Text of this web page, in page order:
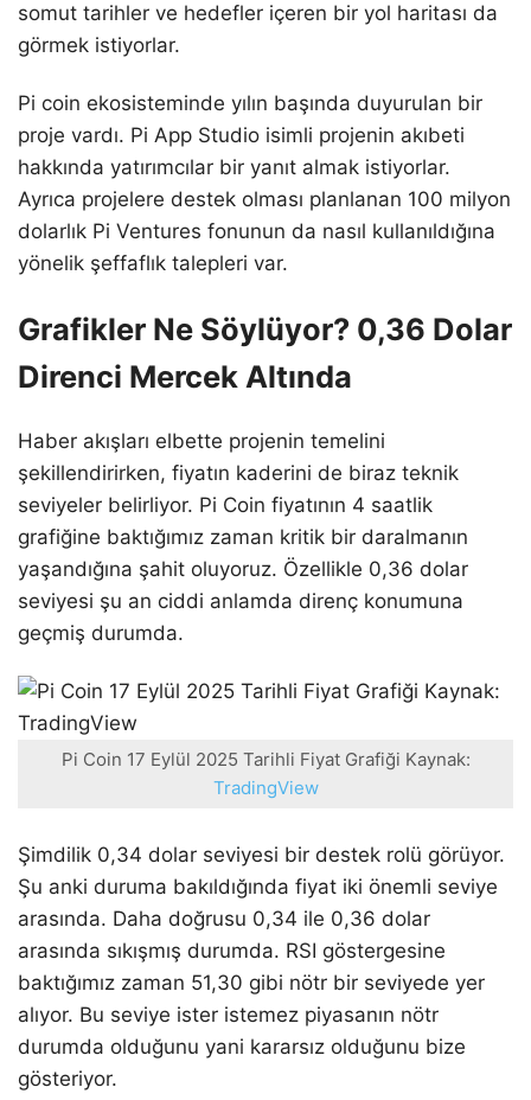
somut tarihler ve hedefler içeren bir yol haritası da
görmek istiyorlar.
Pi coin ekosisteminde yılın başında duyurulan bir
proje vardı. Pi App Studio isimli projenin akıbeti
hakkında yatırımcılar bir yanıt almak istiyorlar.
Ayrıca projelere destek olması planlanan 100 milyon
dolarlık Pi Ventures fonunun da nasıl kullanıldığına
yönelik şeffaflık talepleri var.
Grafikler Ne Söylüyor? 0,36 Dolar
Direnci Mercek Altında
Haber akışları elbette projenin temelini
şekillendirirken, fiyatın kaderini de biraz teknik
seviyeler belirliyor. Pi Coin fiyatının 4 saatlik
grafiğine baktığımız zaman kritik bir daralmanın
yaşandığına şahit oluyoruz. Özellikle 0,36 dolar
seviyesi şu an ciddi anlamda direnç konumuna
geçmiş durumda.
Pi Coin 17 Eylül 2025 Tarihli Fiyat Grafiği Kaynak:
TradingView
Şimdilik 0,34 dolar seviyesi bir destek rolü görüyor.
Şu anki duruma bakıldığında fiyat iki önemli seviye
arasında. Daha doğrusu 0,34 ile 0,36 dolar
arasında sıkışmış durumda. RSI göstergesine
baktığımız zaman 51,30 gibi nötr bir seviyede yer
alıyor. Bu seviye ister istemez piyasanın nötr
durumda olduğunu yani kararsız olduğunu bize
gösteriyor.